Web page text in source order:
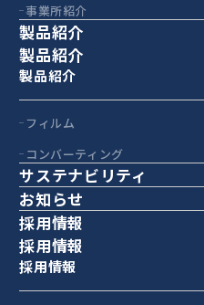
事業所紹介
製品紹介
製品紹介
製品紹介
フィルム
コンバーティング
サステナビリティ
お知らせ
採用情報
採用情報
採用情報